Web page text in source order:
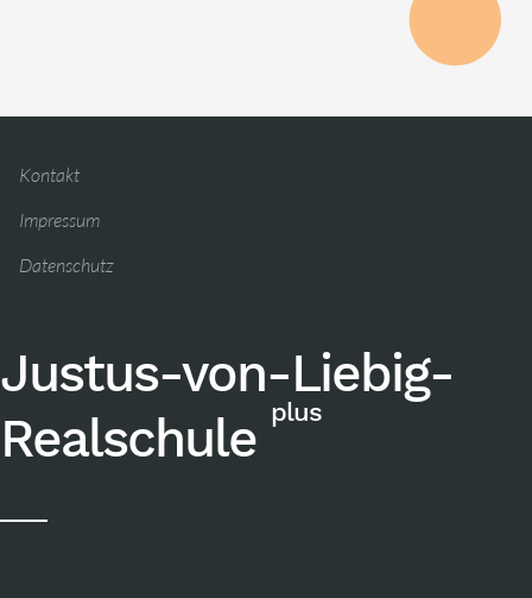
Kontakt
Impressum
Datenschutz
Justus-von-Liebig-
Realschule plus